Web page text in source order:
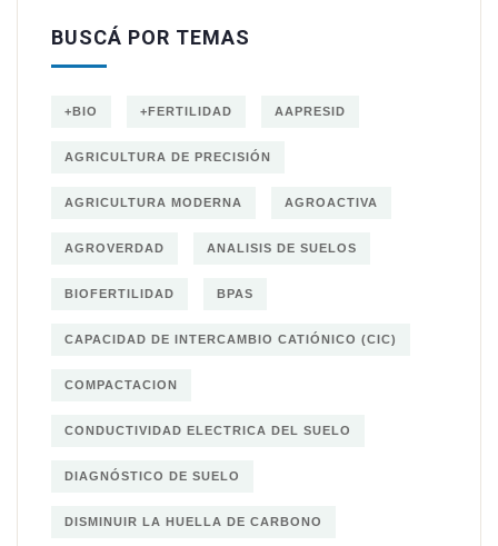
BUSCÁ POR TEMAS
+BIO +FERTILIDAD AAPRESID
AGRICULTURA DE PRECISIÓN
AGRICULTURA MODERNA AGROACTIVA
AGROVERDAD ANALISIS DE SUELOS
BIOFERTILIDAD BPAS
CAPACIDAD DE INTERCAMBIO CATIÓNICO (CIC)
COMPACTACION
CONDUCTIVIDAD ELECTRICA DEL SUELO
DIAGNÓSTICO DE SUELO
DISMINUIR LA HUELLA DE CARBONO